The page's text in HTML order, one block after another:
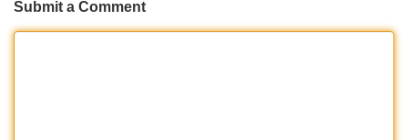
Submit a Comment